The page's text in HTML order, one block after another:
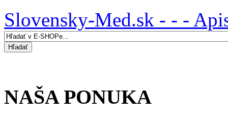
Slovensky-Med.sk - - -
NAŠA PONUKA